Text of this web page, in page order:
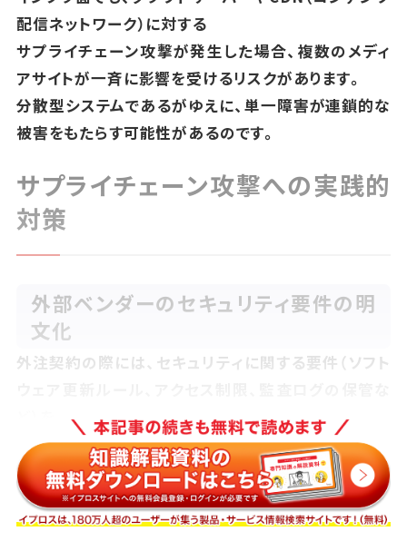
配信ネットワーク）に対する
サプライチェーン攻撃が発生した場合、複数のメディ
アサイトが一斉に影響を受けるリスクがあります。
分散型システムであるがゆえに、単一障害が連鎖的な
被害をもたらす可能性があるのです。
サプライチェーン攻撃への実践的
対策
外部ベンダーのセキュリティ要件の明
文化
外注契約の際には、セキュリティに関する要件（ソフト
明確にし、遵守を義務付ける必要があります。
契約書やガイドラインの形で明文化することで、攻撃
リスクを管理しやすくなります。